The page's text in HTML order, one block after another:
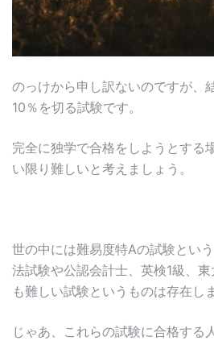
のっけから申し訳ないのですが、
10％を切る試験です。
完全に独学で合格をしようとする
い限り難しいと考えましょう。
世の中には難易度特Aの試験とい
法試験や公認会計士、英検1級、
も難しい試験というものは存在し
じゃあ、これらの試験に合格する